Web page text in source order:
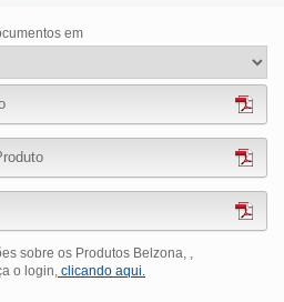
em
sobre os Produtos Belzona, ,
o login, clicando aqui.